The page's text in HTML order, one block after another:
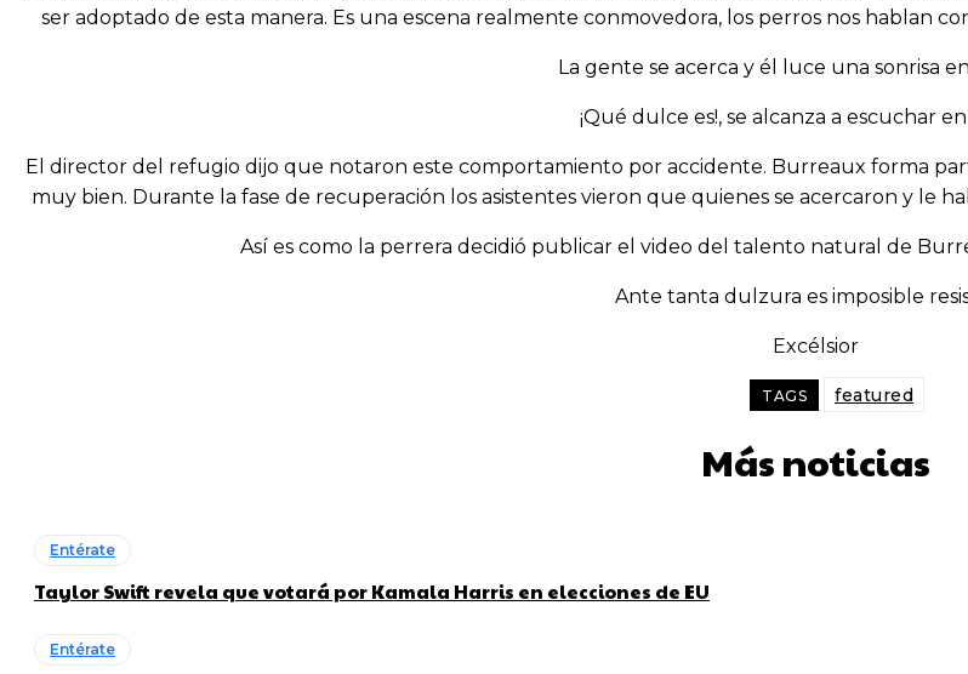
ser adoptado de esta manera. Es una escena realmente conmovedora, los perros nos hablan
La gente se acerca y él luce una sonrisa
¡Qué dulce es!, se alcanza a escuchar
El director del refugio dijo que notaron este comportamiento por accidente. Burreaux forma
muy bien. Durante la fase de recuperación los asistentes vieron que quienes se acercaron y le
Así es como la perrera decidió publicar el video del talento natural de
Ante tanta dulzura es imposible
Excélsior
TAGS featured
Más noticias
Entérate
Taylor Swift revela que votará por Kamala Harris en elecciones de EU
Entérate